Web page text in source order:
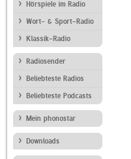
Hörspiele im Radio
Wort- & Sport-Radio
Klassik-Radio
Radiosender
Beliebteste Radios
Beliebteste Podcasts
Mein phonostar
Downloads